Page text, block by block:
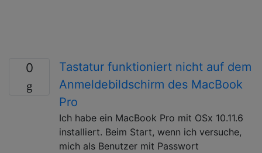
0
Tastatur funktioniert nicht auf dem
Anmeldebildschirm des MacBook
Pro
Ich habe ein MacBook Pro mit OSx 10.11.6
installiert. Beim Start, wenn ich versuche,
mich als Benutzer mit Passwort